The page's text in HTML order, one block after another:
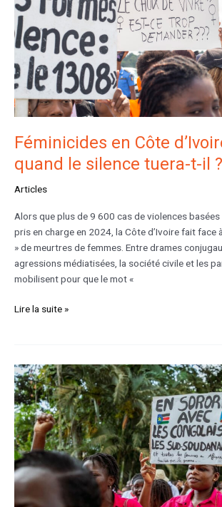
Féminicides en Côte
quand le silence tuera-t-il ?
Articles
Alors que plus de 9 600 cas de violences
pris en charge en 2024, la Côte d’Ivoire fait face
» de meurtres de femmes. Entre drames
agressions médiatisées, la société civile et les
mobilisent pour que le mot «
Jusqu’à
quand
le
silence
tuera-
t-
il
?
Lire la suite »
Féminicides
en
RDC
:
quand
le
silence
institutionnel
tue